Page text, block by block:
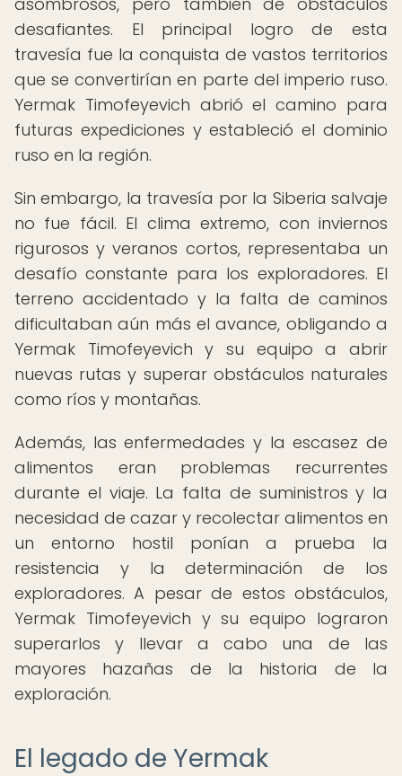
desafiantes. El principal logro de esta
travesía fue la conquista de vastos territorios
que se convertirían en parte del imperio ruso.
Yermak Timofeyevich abrió el camino para
futuras expediciones y estableció el dominio
ruso en la región.
Sin embargo, la travesía por la Siberia salvaje
no fue fácil. El clima extremo, con inviernos
rigurosos y veranos cortos, representaba un
desafío constante para los exploradores. El
terreno accidentado y la falta de caminos
dificultaban aún más el avance, obligando a
Yermak Timofeyevich y su equipo a abrir
nuevas rutas y superar obstáculos naturales
como ríos y montañas.
Además, las enfermedades y la escasez de
alimentos eran problemas recurrentes
durante el viaje. La falta de suministros y la
necesidad de cazar y recolectar alimentos en
un entorno hostil ponían a prueba la
resistencia y la determinación de los
exploradores. A pesar de estos obstáculos,
Yermak Timofeyevich y su equipo lograron
superarlos y llevar a cabo una de las
mayores hazañas de la historia de la
exploración.
El legado de Yermak